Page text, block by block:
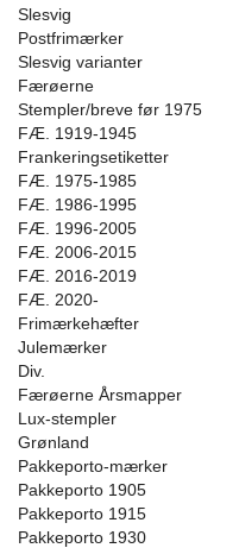
Slesvig
Postfrimærker
Slesvig varianter
Færøerne
Stempler/breve før 1975
FÆ. 1919-1945
Frankeringsetiketter
FÆ. 1975-1985
FÆ. 1986-1995
FÆ. 1996-2005
FÆ. 2006-2015
FÆ. 2016-2019
FÆ. 2020-
Frimærkehæfter
Julemærker
Div.
Færøerne Årsmapper
Lux-stempler
Grønland
Pakkeporto-mærker
Pakkeporto 1905
Pakkeporto 1915
Pakkeporto 1930